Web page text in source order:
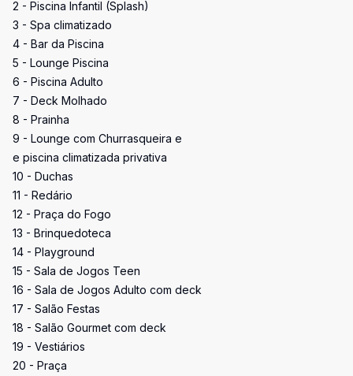
2 - Piscina Infantil (Splash)
3 - Spa climatizado
4 - Bar da Piscina
5 - Lounge Piscina
6 - Piscina Adulto
7 - Deck Molhado
8 - Prainha
9 - Lounge com Churrasqueira e
e piscina climatizada privativa
10 - Duchas
11 - Redário
12 - Praça do Fogo
13 - Brinquedoteca
14 - Playground
15 - Sala de Jogos Teen
16 - Sala de Jogos Adulto com deck
17 - Salão Festas
18 - Salão Gourmet com deck
19 - Vestiários
20 - Praça